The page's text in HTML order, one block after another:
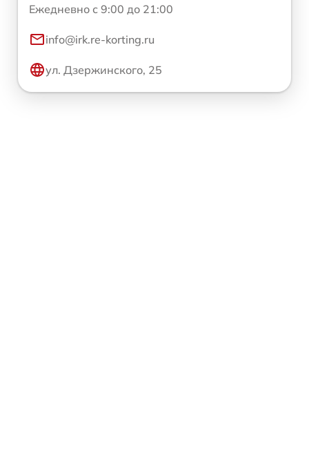
Ежедневно с 9:00 до 21:00
info@irk.re-korting.ru
ул. Дзержинского, 25